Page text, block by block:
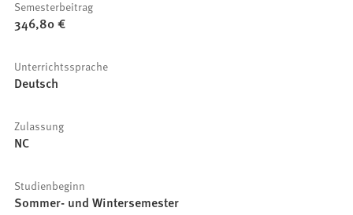
Semesterbeitrag
346,80 €
Unterrichtssprache
Deutsch
Zulassung
NC
Studienbeginn
Sommer- und Wintersemester